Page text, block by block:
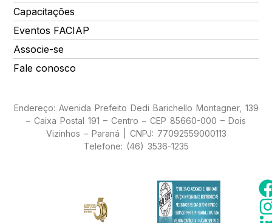
Capacitações
Eventos FACIAP
Associe-se
Fale conosco
Endereço: Avenida Prefeito Dedi Barichello Montagner, 139
– Caixa Postal 191 – Centro – CEP 85660-000 – Dois
Vizinhos – Paraná | CNPJ: 77092559000113
Telefone: (46) 3536-1235